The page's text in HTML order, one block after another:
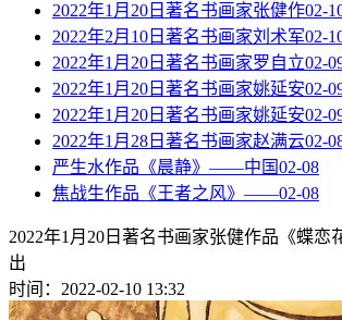
2022年1月20日著名书画家张健作02-
2022年2月10日著名书画家刘术军02-
2022年1月20日著名书画家罗自立02-
2022年1月20日著名书画家姚延安02-
2022年1月20日著名书画家姚延安02-
2022年1月28日著名书画家赵满云02-
严生水作品《晨静》——中国02-08
焦战生作品《王者之风》——02-08
2022年1月20日著名书画家张健作品《蝶恋
出
时间：2022-02-10 13:32